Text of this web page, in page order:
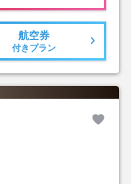
航空券
付きプラン